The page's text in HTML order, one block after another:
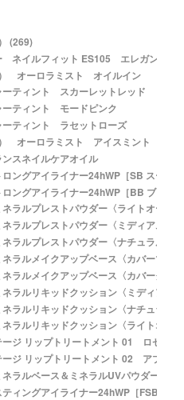
(269)
ネイルフィット ES105 エレガントシ
オーロラミスト オイルイン
ティント スカーレットレッド
ティント モードピンク
ティント ラセットローズ
オーロラミスト アイスミント
スネイルケアオイル
ングアイライナー24hWP［SB スーパ
ングアイライナー24hWP［BB ブラウ
ラルプレストパウダー〈ライトオーク
ラルプレストパウダー〈ミディアムオ
ラルプレストパウダー〈ナチュラルオ
ラルメイクアップベース〈カバーマッ
ラルメイクアップベース〈カバーグロ
ラルリキッドクッション〈ミディアム
ラルリキッドクッション〈ナチュラル
ラルリキッドクッション〈ライトオー
ジ リップトリートメント 01 ロゼ フ
ジ リップトリートメント 02 アプリコ
ラルベース＆ミネラルUVパウダー ミ
ィングアイライナー24hWP［FSB スー